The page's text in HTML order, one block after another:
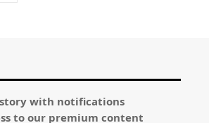
story with notifications
to our premium content